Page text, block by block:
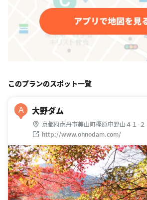
このプランのスポット一覧
A 大野ダム
京都府南丹市美山町樫原中野山４１-２
http://www.ohnodam.com/